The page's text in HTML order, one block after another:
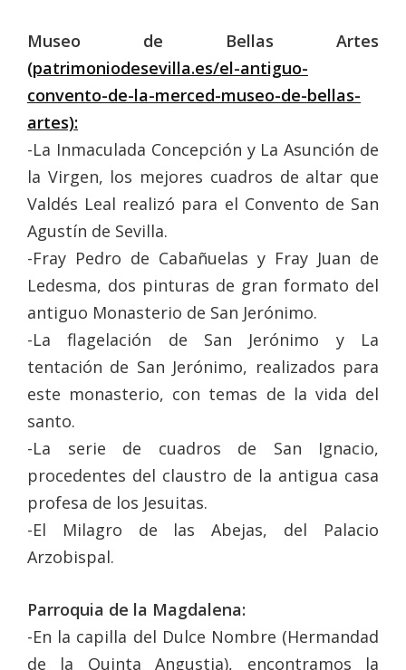
Museo de Bellas Artes
(patrimoniodesevilla.es/el-antiguo-
convento-de-la-merced-museo-de-bellas-
artes):
-La Inmaculada Concepción y La Asunción de
la Virgen, los mejores cuadros de altar que
Valdés Leal realizó para el Convento de San
Agustín de Sevilla.
-Fray Pedro de Cabañuelas y Fray Juan de
Ledesma, dos pinturas de gran formato del
antiguo Monasterio de San Jerónimo.
-La flagelación de San Jerónimo y La
tentación de San Jerónimo, realizados para
este monasterio, con temas de la vida del
santo.
-La serie de cuadros de San Ignacio,
procedentes del claustro de la antigua casa
profesa de los Jesuitas.
-El Milagro de las Abejas, del Palacio
Arzobispal.
Parroquia de la Magdalena:
-En la capilla del Dulce Nombre (Hermandad
de la Quinta Angustia), encontramos la